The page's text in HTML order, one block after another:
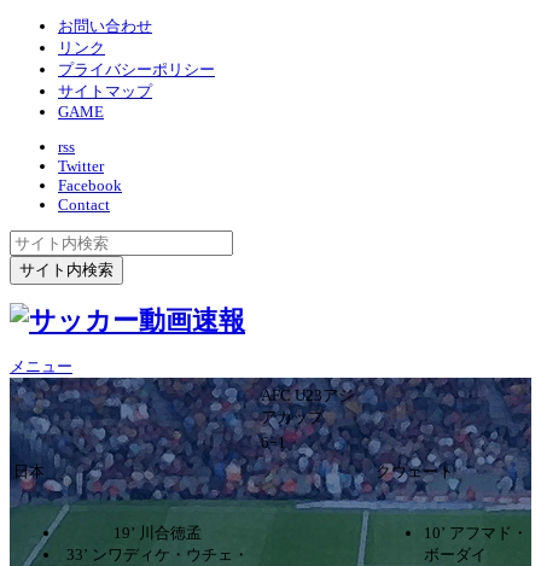
お問い合わせ
リンク
プライバシーポリシー
サイトマップ
GAME
rss
Twitter
Facebook
Contact
メニュー
AFC U23アジ
アカップ
6ｰ1
日本
クウェート
19’ 川合徳孟
33’ ンワディケ・ウチェ・
10’ アフマド・
ボーダイ